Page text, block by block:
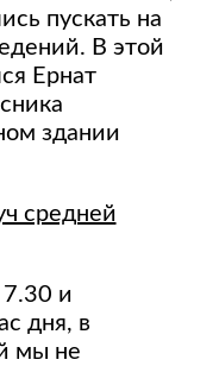
пускать на
В этой
Ернат
здании
средней
и
дня, в
мы не